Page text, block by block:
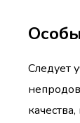
Следует